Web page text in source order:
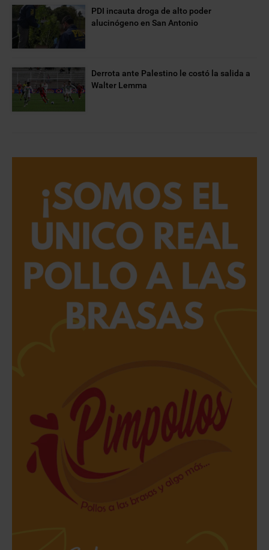
PDI incauta droga de alto poder
alucinógeno en San Antonio
Derrota ante Palestino le costó la salida a
Walter Lemma